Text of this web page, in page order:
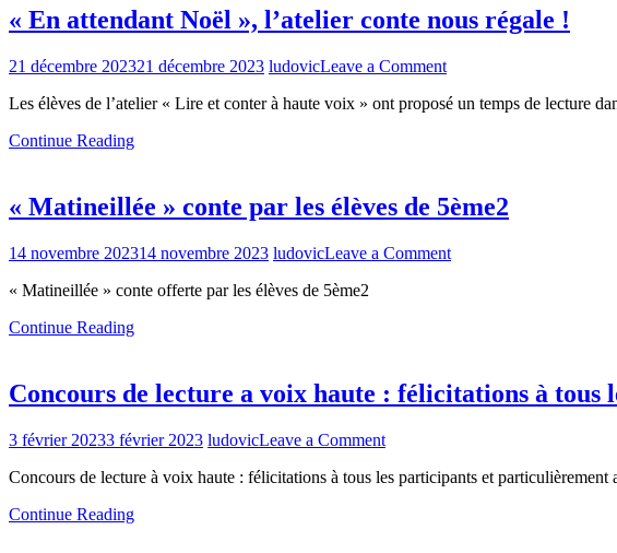
d’un
collège
–
des
métiers
« En attendant Noël », l’atelier conte nous régale !
21 décembre 202321 décembre 2023 ludovicLeave a Commenton
attendant
régale
!
Les élèves de l’atelier « Lire et conter à haute voix » ont proposé un temps de lecture
Continue Reading
« Matineillée » conte par les élèves de 5ème2
14 novembre 202314 novembre 2023 ludovicLeave a Commenton
5ème2
« Matineillée » conte offerte par les élèves de 5ème2
Continue Reading
Concours de lecture a voix haute : félicitations à tous
3 février 20233 février 2023 ludovicLeave a Commenton
de
Concours de lecture à voix haute : félicitations à tous les participants et particulièrement
Continue Reading